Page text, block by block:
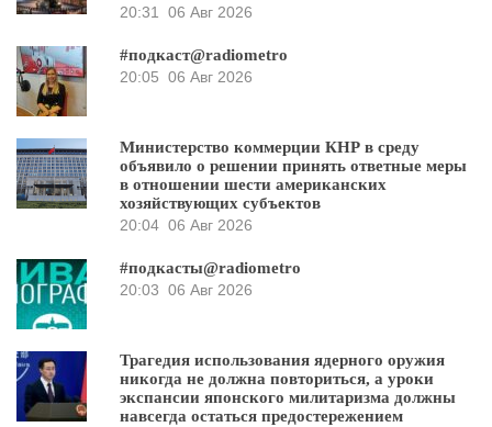
20:31
06 Авг 2026
#подкаст@radiometro
20:05 06 Авг 2026
Министерство коммерции КНР в среду
объявило о решении принять ответные меры
в отношении шести американских
хозяйствующих субъектов
20:04 06 Авг 2026
#подкасты@radiometro
20:03 06 Авг 2026
Трагедия использования ядерного оружия
никогда не должна повториться, а уроки
экспансии японского милитаризма должны
навсегда остаться предостережением